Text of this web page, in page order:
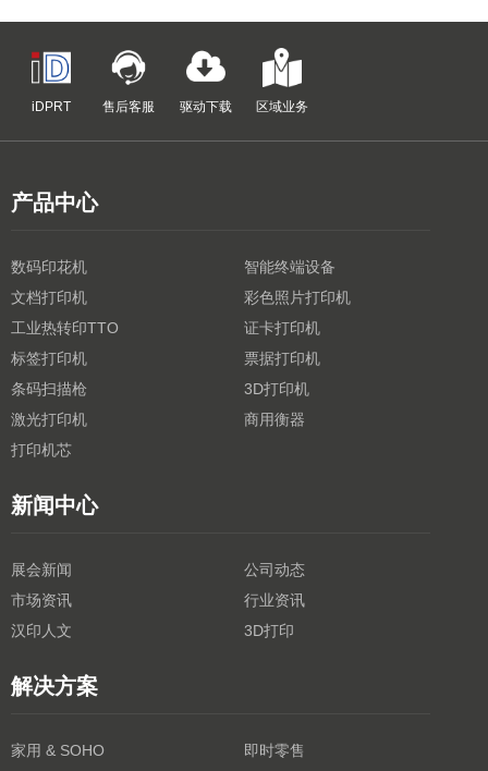
iDPRT 售后客服 驱动下载 区域业务
产品中心
数码印花机
智能终端设备
文档打印机
彩色照片打印机
工业热转印TTO
证卡打印机
标签打印机
票据打印机
条码扫描枪
3D打印机
激光打印机
商用衡器
打印机芯
新闻中心
展会新闻
公司动态
市场资讯
行业资讯
汉印人文
3D打印
解决方案
家用 & SOHO
即时零售